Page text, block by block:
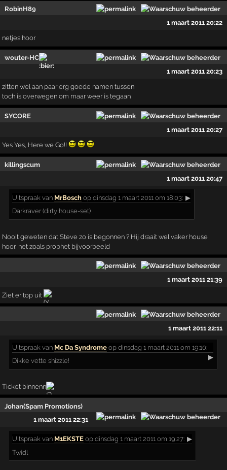
RobinH89
1 maart 2011 20:22
netjes hoor
wouter-HC
1 maart 2011 20:23
zitten wel aan paar erg goede namen tussen
toch is overwegen om maar weer is tegaan
SYCORE
1 maart 2011 20:27
Yes Yes, Here we Go!!
killingscum
1 maart 2011 20:47
Uitspraak van MrBosch op dinsdag 1 maart 2011 om 18:03: ▶
Darkraver (dirty house-set)
Nooit geweten dat Steve zo is begonnen ? Hij draait wel vaker house
hoor, net zoals prophet bijvoorbeeld
1 maart 2011 21:39
Ziet er top uit
1 maart 2011 22:11
Uitspraak van Mc Da Syndrome op dinsdag 1 maart 2011 om 19:10:
▶
Dikke vette shizzle!
Ticket binnenn
Johan(Spam Promotions)
1 maart 2011 22:31
Uitspraak van M1EKSTE op dinsdag 1 maart 2011 om 19:27: ▶
Twidl